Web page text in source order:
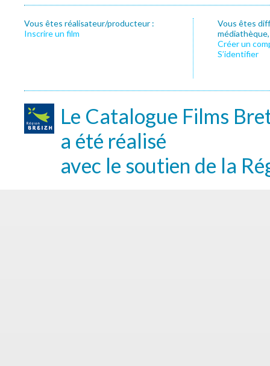
Vous êtes réalisateur/producteur :
Inscrire un film
Vous êtes
Créer un
S’identifier
Le Catalogue Films
a été réalisé
avec le soutien de la